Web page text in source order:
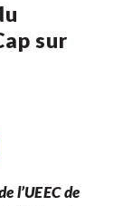
sur
l’UEEC de